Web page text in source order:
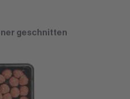
geschnitten